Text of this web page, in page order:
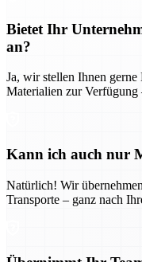
Bietet Ihr
an?
Ja, wir stellen Ihnen
Materialien zur
Kann ich auch nur
Natürlich! Wir
Transporte – ganz nach